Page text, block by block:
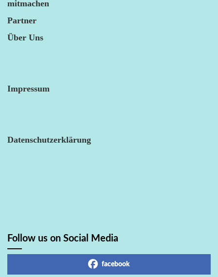
mitmachen
Partner
Über Uns
Impressum
Datenschutzerklärung
Follow us on Social Media
facebook